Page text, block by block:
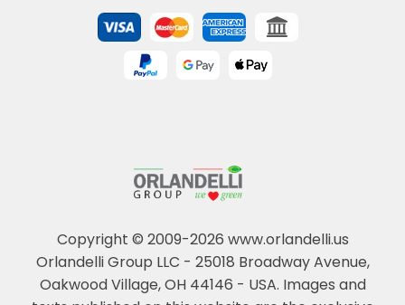
Copyright © 2009-2026 www.orlandelli.us
Orlandelli Group LLC - 25018 Broadway Avenue,
Oakwood Village, OH 44146 - USA. Images and